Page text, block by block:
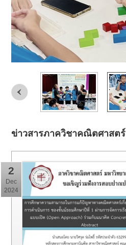
ข่าวสารภาควิชาคณิตศาสตร์
2
Dec
2024